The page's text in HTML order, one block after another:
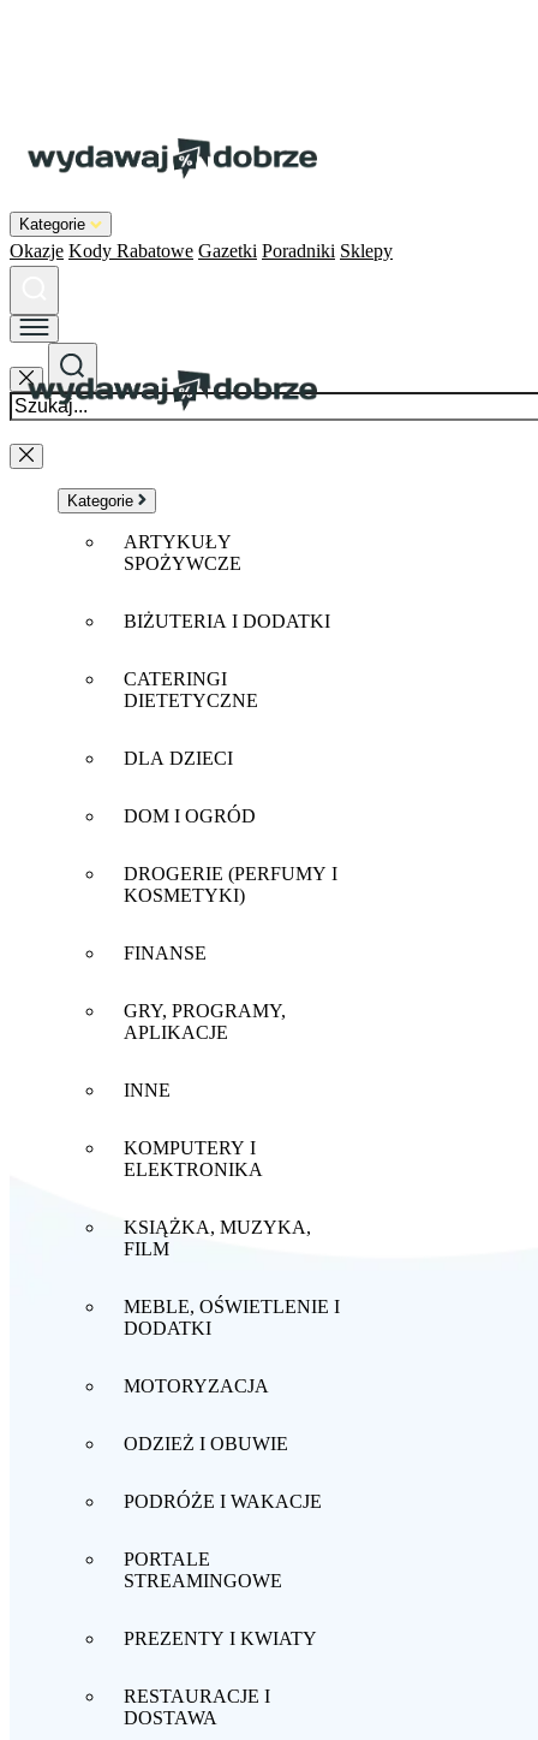
Kategorie
Okazje Kody Rabatowe Gazetki Poradniki Sklepy
Kategorie
ARTYKUŁY
SPOŻYWCZE
BIŻUTERIA I DODATKI
CATERINGI
DIETETYCZNE
DLA DZIECI
DOM I OGRÓD
DROGERIE (PERFUMY I
KOSMETYKI)
FINANSE
GRY, PROGRAMY,
APLIKACJE
INNE
KOMPUTERY I
ELEKTRONIKA
KSIĄŻKA, MUZYKA,
FILM
MEBLE, OŚWIETLENIE I
DODATKI
MOTORYZACJA
ODZIEŻ I OBUWIE
PODRÓŻE I WAKACJE
PORTALE
STREAMINGOWE
PREZENTY I KWIATY
RESTAURACJE I
DOSTAWA